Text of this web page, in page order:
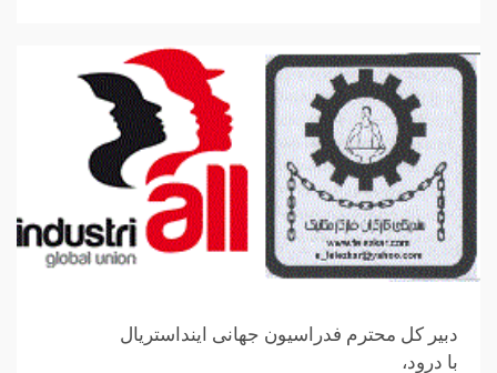
دبير كل محترم فدراسیون جهانی اینداستریال
با درود،